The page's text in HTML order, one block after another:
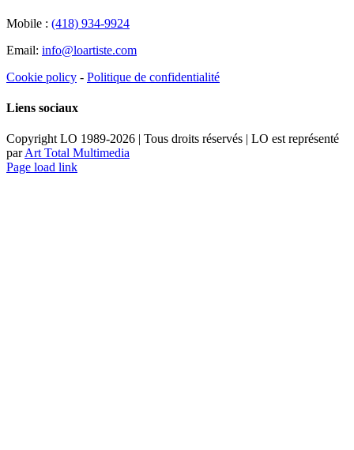
Mobile : (418) 934-9924
Email: info@loartiste.com
Cookie policy - Politique de confidentialité
Liens sociaux
Copyright LO 1989-2026 | Tous droits réservés | LO est représenté
parArt Total Multimedia
Facebook
Instagram
Email
Pinterest
YouTube
Page load link